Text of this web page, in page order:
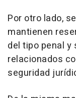
Por otro lado,
mantienen
del tipo penal
relacionados
seguridad